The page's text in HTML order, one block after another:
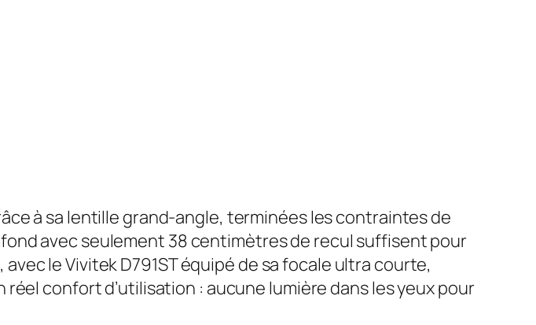
à sa lentille grand-angle, terminées les contraintes de
avec seulement 38 centimètres de recul suffisent pour
le Vivitek D791ST équipé de sa focale ultra courte,
confort d’utilisation : aucune lumière dans les yeux pour